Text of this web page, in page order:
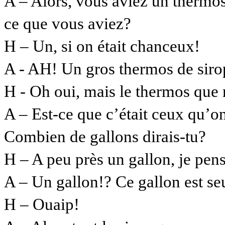
ce que vous aviez?
H – Un, si on était chanceux!
A - AH! Un gros thermos de
H - Oh oui, mais le thermos
A – Est-ce que c’était ceux
Combien de gallons dirais-tu?
H – A peu près un gallon, je
A – Un gallon!? Ce gallon est
H – Ouaip!